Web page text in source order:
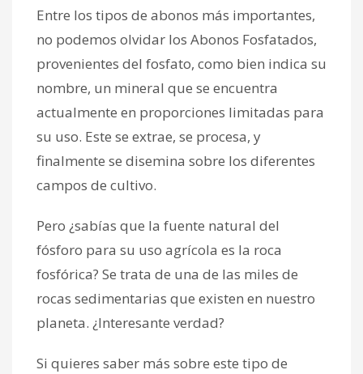
Entre los tipos de abonos más importantes,
no podemos olvidar los Abonos Fosfatados,
provenientes del fosfato, como bien indica su
nombre, un mineral que se encuentra
actualmente en proporciones limitadas para
su uso. Este se extrae, se procesa, y
finalmente se disemina sobre los diferentes
campos de cultivo.
Pero ¿sabías que la fuente natural del
fósforo para su uso agrícola es la roca
fosfórica? Se trata de una de las miles de
rocas sedimentarias que existen en nuestro
planeta. ¿Interesante verdad?
Si quieres saber más sobre este tipo de